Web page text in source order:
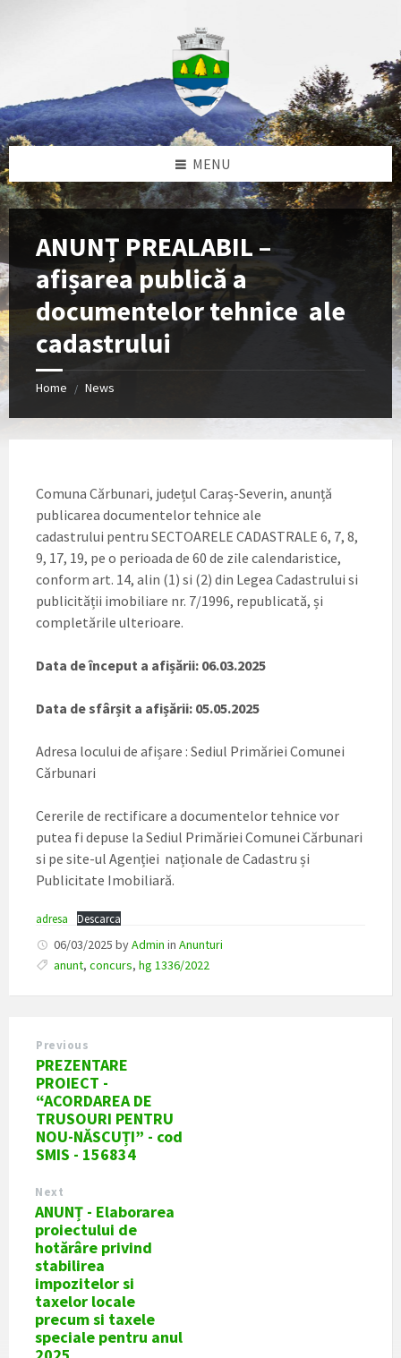
MENU
ANUNȚ PREALABIL –
afișarea publică a
documentelor tehnice ale
cadastrului
Home / News
Comuna Cărbunari, județul Caraș-Severin, anunță
publicarea documentelor tehnice ale
cadastrului pentru SECTOARELE CADASTRALE 6, 7, 8,
9, 17, 19, pe o perioada de 60 de zile calendaristice,
conform art. 14, alin (1) si (2) din Legea Cadastrului si
publicității imobiliare nr. 7/1996, republicată, și
completările ulterioare.
Data de început a afișării: 06.03.2025
Data de sfârșit a afișării: 05.05.2025
Adresa locului de afișare : Sediul Primăriei Comunei
Cărbunari
Cererile de rectificare a documentelor tehnice vor
putea fi depuse la Sediul Primăriei Comunei Cărbunari
si pe site-ul Agenției naționale de Cadastru și
Publicitate Imobiliară.
adresa Descarca
06/03/2025 byAdmin in Anunturi
anunt, concurs, hg 1336/2022
Previous
PREZENTARE
PROIECT -
“ACORDAREA DE
TRUSOURI PENTRU
NOU-NĂSCUȚI” - cod
SMIS - 156834
Next
ANUNȚ - Elaborarea
proiectului de
hotărâre privind
stabilirea
impozitelor si
taxelor locale
precum si taxele
speciale pentru anul